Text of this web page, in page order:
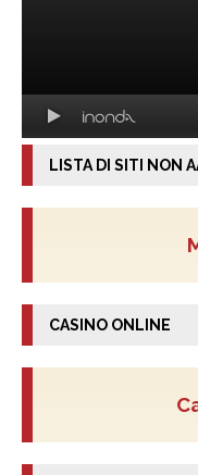
LISTA DI SITI NON
CASINO ONLINE